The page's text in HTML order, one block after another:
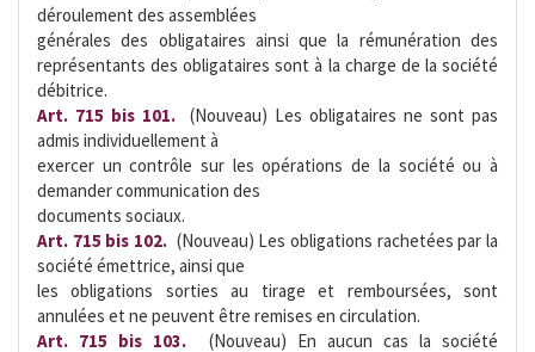
déroulement des assemblées
générales des obligataires ainsi que la rémunération des
représentants des obligataires sont à la charge de la société
débitrice.
Art. 715 bis 101.  (Nouveau) Les obligataires ne sont pas
admis individuellement à
exercer un contrôle sur les opérations de la société ou à
demander communication des
documents sociaux.
Art. 715 bis 102.  (Nouveau) Les obligations rachetées par la
société émettrice, ainsi que
les obligations sorties au tirage et remboursées, sont
annulées et ne peuvent être remises en circulation.
Art. 715 bis 103. 
(Nouveau) En aucun cas la société